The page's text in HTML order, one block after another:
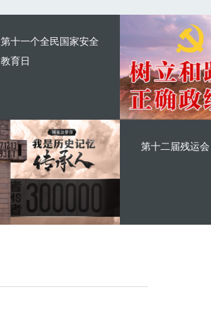
第十一个全民国家安全
教育日
第十二届残运会